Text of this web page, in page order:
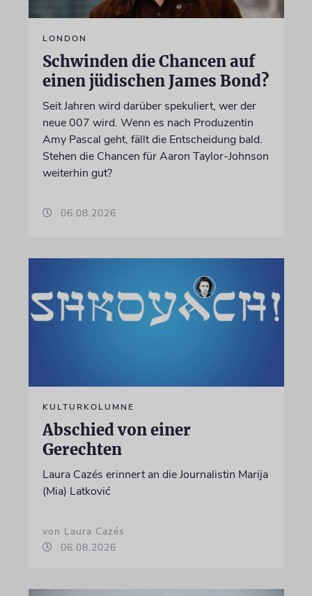
LONDON
Schwinden die Chancen auf
einen jüdischen James Bond?
Seit Jahren wird darüber spekuliert, wer der
neue 007 wird. Wenn es nach Produzentin
Amy Pascal geht, fällt die Entscheidung bald.
Stehen die Chancen für Aaron Taylor-Johnson
weiterhin gut?
06.08.2026
KULTURKOLUMNE
Abschied von einer
Gerechten
Laura Cazés erinnert an die Journalistin Marija
(Mia) Latković
von Laura Cazés
06.08.2026